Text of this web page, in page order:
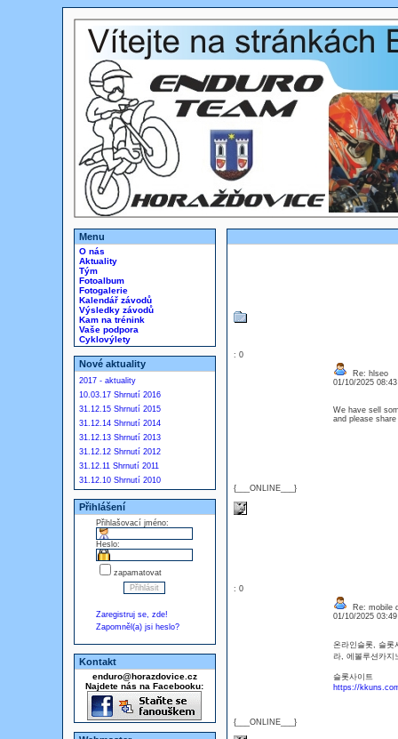
Menu
O nás
Aktuality
Tým
Fotoalbum
Fotogalerie
Kalendář závodů
Výsledky závodů
Kam na trénink
Vaše podpora
Cyklovýlety
Nové aktuality
2017 - aktuality
10.03.17 Shrnutí 2016
31.12.15 Shrnutí 2015
31.12.14 Shrnutí 2014
31.12.13 Shrnutí 2013
31.12.12 Shrnutí 2012
31.12.11 Shrnutí 2011
31.12.10 Shrnutí 2010
Přihlášení
Přihlašovací jméno:
Heslo:
zapamatovat
Zaregistruj se, zde!
Zapomněl(a) jsi heslo?
Kontakt
enduro@horazdovice.cz
Najdete nás na Facebooku:
: 0
{___ONLINE___}
Re: hlseo
01/10/2025
We have sell
and please
: 0
{___ONLINE___}
Re: mobile
01/10/2025
온라인슬롯, 슬롯
라, 에볼루션카
슬롯사이트
https://